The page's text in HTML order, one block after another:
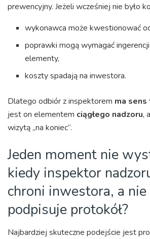
prewencyjny. Jeżeli wcześniej nie było
wykonawca może kwestionować
poprawki mogą wymagać
elementy,
koszty spadają na inwestora.
Dlatego odbiór z inspektorem ma
jest on elementem ciągłego nadzoru,
wizytą „na koniec”.
Jeden moment nie
kiedy inspektor
chroni inwestora, a
podpisuje protokół?
Najbardziej skuteczne podejście jest